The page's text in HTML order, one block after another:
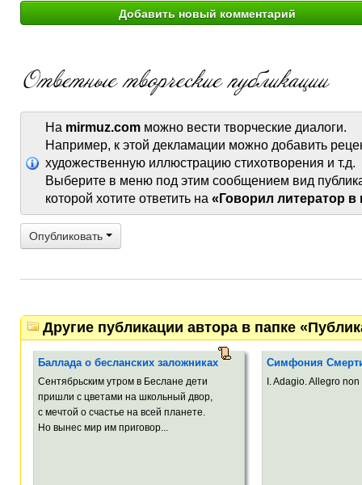
На mirmuz.com можно вести творческие диалоги.
Например, к этой декламации можно добавить
художественную иллюстрацию стихотворения и т.д.
Выберите в меню под этим сообщением вид
которой хотите ответить на «Говорил литератор в
Опубликовать
Другие публикации автора в папке
Баллада о бесланских заложниках
Сентябрьским утром в Беслане дети
пришли с цветами на школьный двор,
с мечтой о счастье на всей планете.
Но вынес мир им приговор...
Симфония
I. Adagio. Allegro non